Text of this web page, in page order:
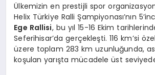
Ülkemizin en prestijli spor
Helix Türkiye Ralli Şampiyonası’nın
Ege Rallisi, bu yıl 15-16 Ekim
Seferihisar’da gerçekleşti. 116 km’si
üzere toplam 283 km uzunluğunda,
koşulan yarışta mücadele üst